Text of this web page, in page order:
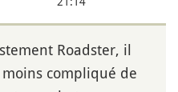
Roadster, il
compliqué de